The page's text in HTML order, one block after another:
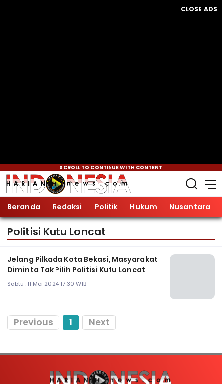
CLOSE ADS
SCROLL TO CONTINUE WITH CONTENT
Beranda Redaksi Politik Hukum Nusantara
Politisi Kutu Loncat
Jelang Pilkada Kota Bekasi, Masyarakat
Diminta Tak Pilih Politisi Kutu Loncat
Sabtu, 11 Mei 2024 17:30 WIB
Previous 1 Next